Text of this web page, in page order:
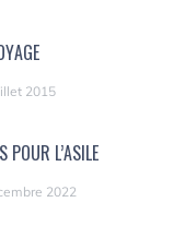
2015
POUR L’ASILE
2022